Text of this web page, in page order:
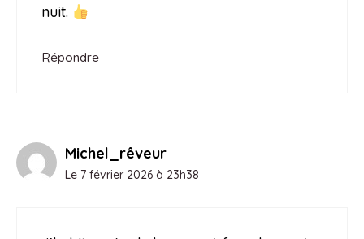
nuit.
Répondre
Michel_rêveur
Le 7 février 2026 à 23h38